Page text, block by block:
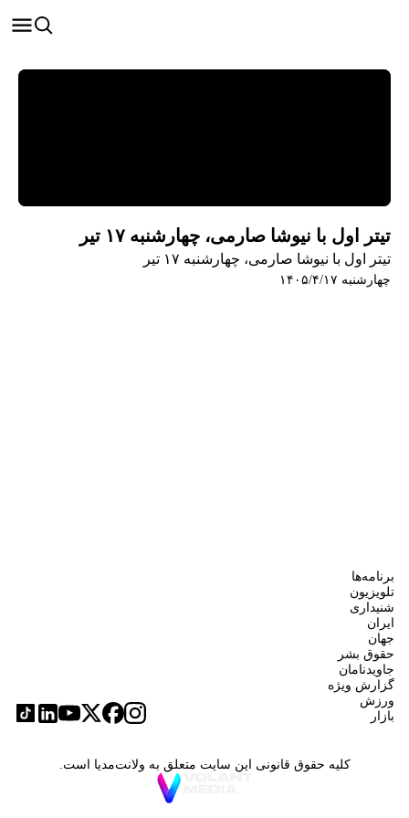
تیتر اول با نیوشا صارمی، چهارشنبه ۱۷ تیر
تیتر اول با نیوشا صارمی، چهارشنبه ۱۷ تیر
چهارشنبه ۱۴۰۵/۴/۱۷
برنامه‌ها
تلویزیون
شنیداری
ایران
جهان
حقوق بشر
جاویدنامان
گزارش ویژه
ورزش
بازار
کلیه حقوق قانونی این سایت متعلق به ولانت‌مدیا است.